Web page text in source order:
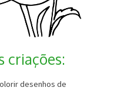
criações:
desenhos de